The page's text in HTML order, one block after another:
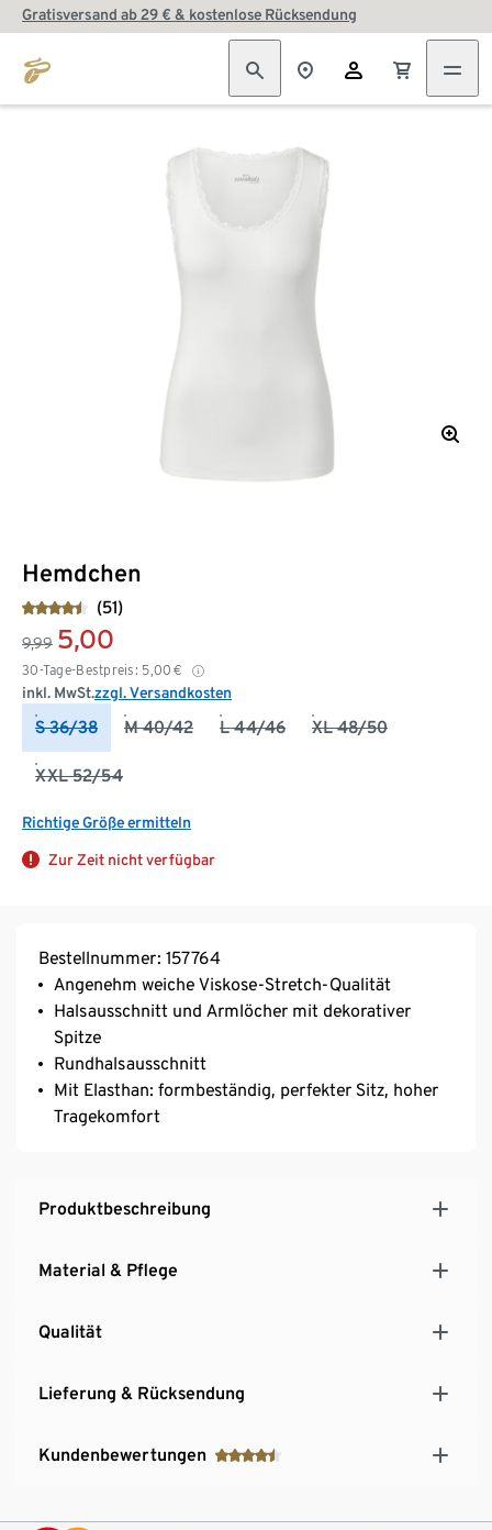
Gratisversand ab 29 € & kostenlose Rücksendung
Hemdchen
(51)
9,99 5,00
30-Tage-Bestpreis: 5,00 €
inkl. MwSt.zzgl. Versandkosten
S 36/38 M 40/42 L 44/46 XL 48/50
XXL 52/54
Richtige Größe ermitteln
Zur Zeit nicht verfügbar
Bestellnummer: 157764
Angenehm weiche Viskose-Stretch-Qualität
Halsausschnitt und Armlöcher mit dekorativer
Spitze
Rundhalsausschnitt
Mit Elasthan: formbeständig, perfekter Sitz, hoher
Tragekomfort
Produktbeschreibung
Material & Pflege
Qualität
Lieferung & Rücksendung
Kundenbewertungen